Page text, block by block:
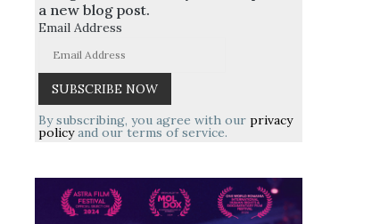
a new blog post.
Email Address
By subscribing, you agree with our privacy
policyand our terms of service.